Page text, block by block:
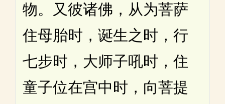
物。又彼诸佛，从为菩萨
住母胎时，诞生之时，行
七步时，大师子吼时，住
童子位在宫中时，向菩提